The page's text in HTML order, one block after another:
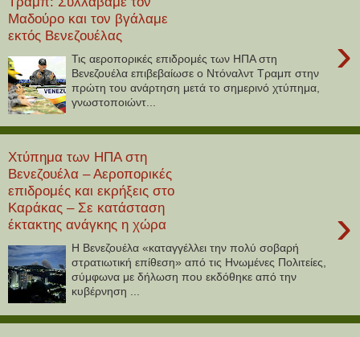
Μαδούρο και τον βγάλαμε
εκτός Βενεζουέλας
›
Τις αεροπορικές επιδρομές των ΗΠΑ στη
Βενεζουέλα επιβεβαίωσε ο Ντόναλντ Τραμπ στην
πρώτη του ανάρτηση μετά το σημερινό χτύπημα,
γνωστοποιώντ...
Χτύπημα των ΗΠΑ στη
Βενεζουέλα – Αεροπορικές
επιδρομές και εκρήξεις στο
Καράκας – Σε κατάσταση
έκτακτης ανάγκης η χώρα
›
Η Βενεζουέλα «καταγγέλλει την πολύ σοβαρή
στρατιωτική επίθεση» από τις Ηνωμένες Πολιτείες,
σύμφωνα με δήλωση που εκδόθηκε από την
κυβέρνηση ...